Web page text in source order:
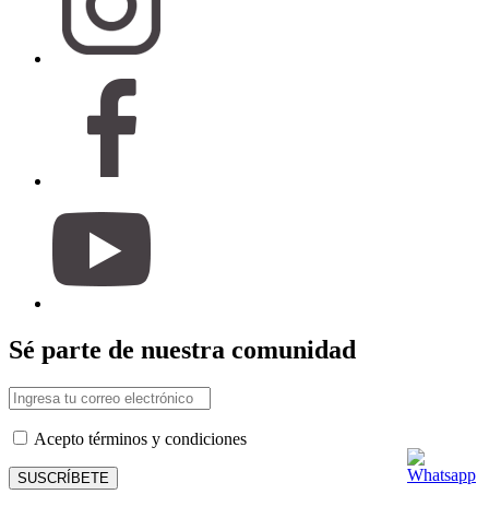
Sé parte de nuestra comunidad
Acepto términos y condiciones